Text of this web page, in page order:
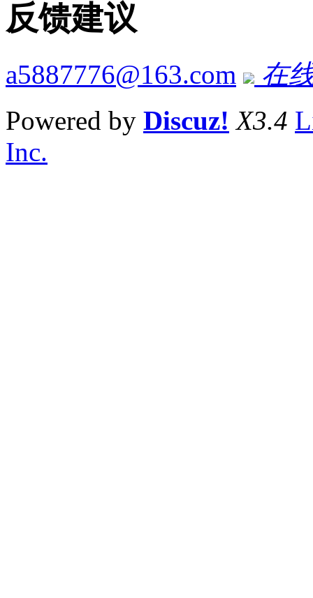
反馈建议
a5887776@163.com
在
Powered by Discuz! X3.4
Inc.